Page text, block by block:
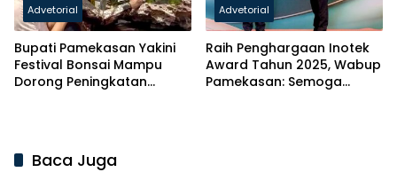
Advetorial
Bupati Pamekasan Yakini
Festival Bonsai Mampu
Dorong Peningkatan
Advetorial
Raih Penghargaan Inotek
Award Tahun 2025, Wabup
Pamekasan: Semoga
Baca Juga